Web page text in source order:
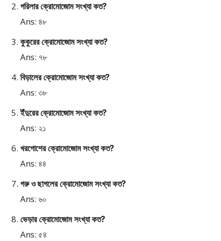
গরিলার ক্রোমোজোম সংখ্যা কত?
Ans: ৪৮
কুকুরের ক্রোমোজোম সংখ্যা কত?
Ans: ৭৮
বিড়ালের ক্রোমোজোম সংখ্যা কত?
Ans: ৩৮
ইঁদুরের ক্রোমোজোম সংখ্যা কত?
Ans: ২১
খরগোশের ক্রোমোজোম সংখ্যা কত?
Ans: ৪৪
গরু ও ছাগলের ক্রোমোজোম সংখ্যা কত?
Ans: ৬০
ভেড়ার ক্রোমোজোম সংখ্যা কত?
Ans: ৫৪